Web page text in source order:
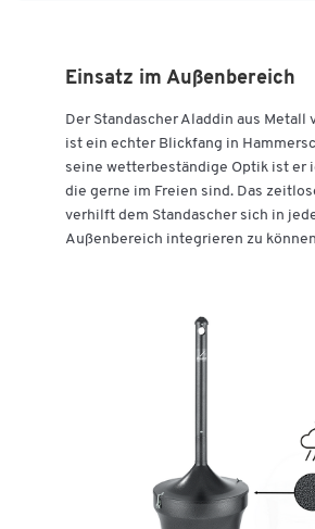
Einsatz im Außenbereich
Der Standascher Aladdin aus Metall
ist ein echter Blickfang in
seine wetterbeständige Optik ist er
die gerne im Freien sind. Das
verhilft dem Standascher sich in
Außenbereich integrieren zu